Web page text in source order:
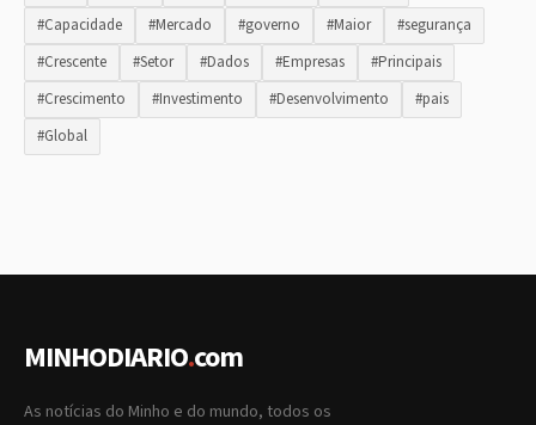
#Capacidade
#Mercado #governo #Maior
#segurança
#Crescente
#Setor #Dados #Empresas
#Principais
#Crescimento
#Investimento #Desenvolvimento
#pais
#Global
MINHODIARIO.com
As notícias do Minho e do mundo, todos os